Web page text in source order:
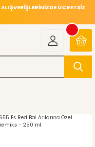
ÜCRETSİZ